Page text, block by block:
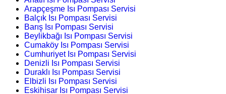
Arapçeşme Isı Pompası Servisi
Balçık Isı Pompası Servisi
Barış Isı Pompası Servisi
Beylikbağı Isı Pompası Servisi
Cumaköy Isı Pompası Servisi
Cumhuriyet Isı Pompası Servisi
Denizli Isı Pompası Servisi
Duraklı Isı Pompası Servisi
Elbizli Isı Pompası Servisi
Eskihisar Isı Pompası Servisi